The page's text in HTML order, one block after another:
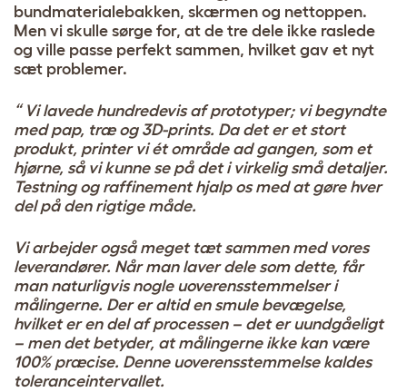
bundmaterialebakken, skærmen og nettoppen.
Men vi skulle sørge for, at de tre dele ikke raslede
og ville passe perfekt sammen, hvilket gav et nyt
sæt problemer.
“ Vi lavede hundredevis af prototyper; vi begyndte
med pap, træ og 3D-prints. Da det er et stort
produkt, printer vi ét område ad gangen, som et
hjørne, så vi kunne se på det i virkelig små detaljer.
Testning og raffinement hjalp os med at gøre hver
del på den rigtige måde.
Vi arbejder også meget tæt sammen med vores
leverandører. Når man laver dele som dette, får
man naturligvis nogle uoverensstemmelser i
målingerne. Der er altid en smule bevægelse,
hvilket er en del af processen – det er uundgåeligt
– men det betyder, at målingerne ikke kan være
100% præcise. Denne uoverensstemmelse kaldes
toleranceintervallet.